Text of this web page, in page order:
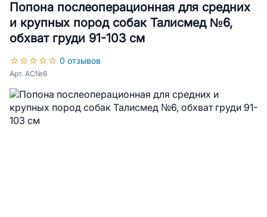
Попона послеоперационная для средних
и крупных пород собак Талисмед №6,
обхват груди 91-103 см
0 отзывов
Арт. АС№6